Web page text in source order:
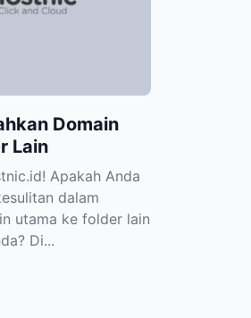
Domain
Lain
Apakah Anda
dalam
utama ke folder lain
Di...